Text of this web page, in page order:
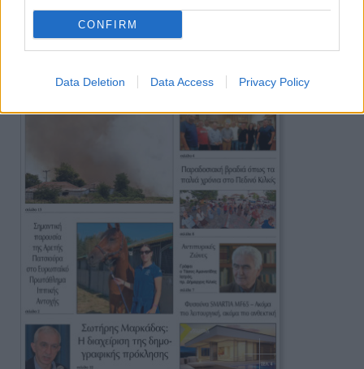
CONFIRM
Data Deletion Data Access Privacy Policy